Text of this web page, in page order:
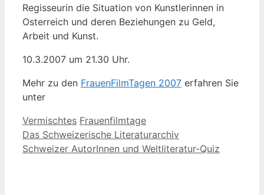
Regisseurin die Situation von Kunstlerinnen in
Osterreich und deren Beziehungen zu Geld,
Arbeit und Kunst.
10.3.2007 um 21.30 Uhr.
Mehr zu den FrauenFilmTagen 2007 erfahren Sie
unter
Kategorien
Vermischtes Schlagwörter
Frauenfilmtage
Das Schweizerische Literaturarchiv
Schweizer AutorInnen und Weltliteratur-Quiz